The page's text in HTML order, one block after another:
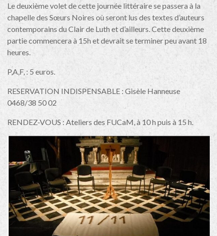
Le deuxième volet de cette journée littéraire se passera à la
chapelle des Sœurs Noires où seront lus des textes d’auteurs
contemporains du Clair de Luth et d’ailleurs. Cette deuxième
partie commencera à 15h et devrait se terminer peu avant 18
heures.
P,A,F, : 5 euros.
RESERVATION INDISPENSABLE : Gisèle Hanneuse
0468/38 50 02
RENDEZ-VOUS : Ateliers des FUCaM, à 10 h puis à 15 h.